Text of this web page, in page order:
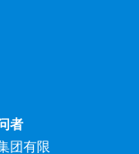
者
团有限